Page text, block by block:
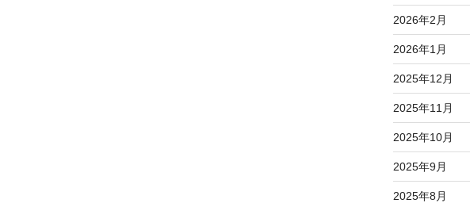
2026年2月
2026年1月
2025年12月
2025年11月
2025年10月
2025年9月
2025年8月